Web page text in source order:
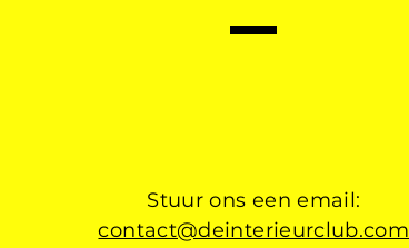
Stuur ons een email:
contact@deinterieurclub.com